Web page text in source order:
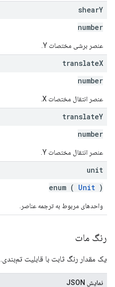
shearY
number
عنصر برشی مختصات Y.
translateX
number
عنصر انتقال مختصات X.
translateY
number
عنصر انتقال مختصات Y.
unit
enum ( Unit )
واحدهای مربوط به ترجمه عناصر.
رنگ مات
یک مقدار رنگ ثابت با قابلیت تم‌بندی.
نمایش JSON